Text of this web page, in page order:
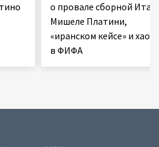
о провале сборной
Мишеле Платини,
«иранском кейсе» и хаосе
в ФИФА